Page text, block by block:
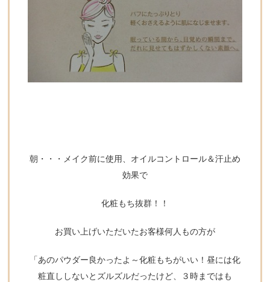
朝・・・メイク前に使用、オイルコントロール＆汗止め
効果で
化粧もち抜群！！
お買い上げいただいたお客様何人もの方が
「あのパウダー良かったよ～化粧もちがいい！昼には化
粧直ししないとズルズルだったけど、３時まではも